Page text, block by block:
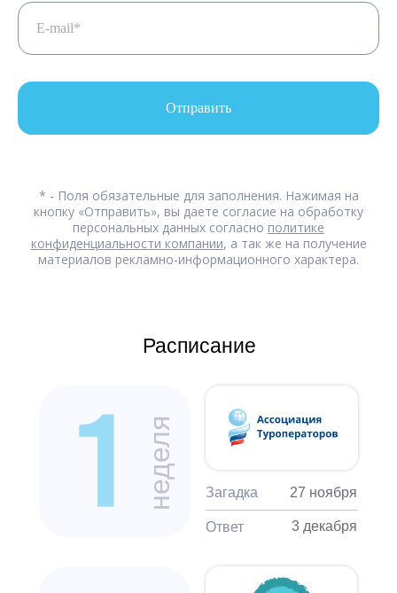
Отправить
* - Поля обязательные для заполнения. Нажимая на
кнопку «Отправить», вы даете согласие на обработку
персональных данных согласно политике
конфиденциальности компании, а так же на получение
материалов рекламно-информационного характера.
Расписание
Загадка
Ответ
27 ноября
3 декабря
неделя